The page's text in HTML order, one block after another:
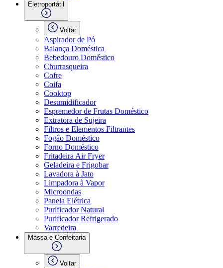
Eletroportátil
Voltar
Aspirador de Pó
Balança Doméstica
Bebedouro Doméstico
Churrasqueira
Cofre
Coifa
Cooktop
Desumidificador
Espremedor de Frutas Doméstico
Extratora de Sujeira
Filtros e Elementos Filtrantes
Fogão Doméstico
Forno Doméstico
Fritadeira Air Fryer
Geladeira e Frigobar
Lavadora à Jato
Limpadora à Vapor
Microondas
Panela Elétrica
Purificador Natural
Purificador Refrigerado
Varredeira
Massa e Confeitaria
Voltar